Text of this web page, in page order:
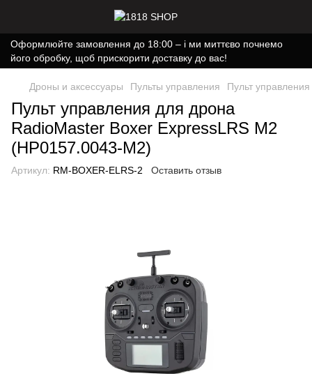
Оформлюйте замовлення до 18:00 – і ми миттєво почнемо
його обробку, щоб прискорити доставку до вас!
Дроны и аксессуары Пульты управления Пульт
Пульт управления для дрона
RadioMaster Boxer ExpressLRS М2
(HP0157.0043-M2)
Артикул: RM-BOXER-ELRS-2 Оставить отзыв